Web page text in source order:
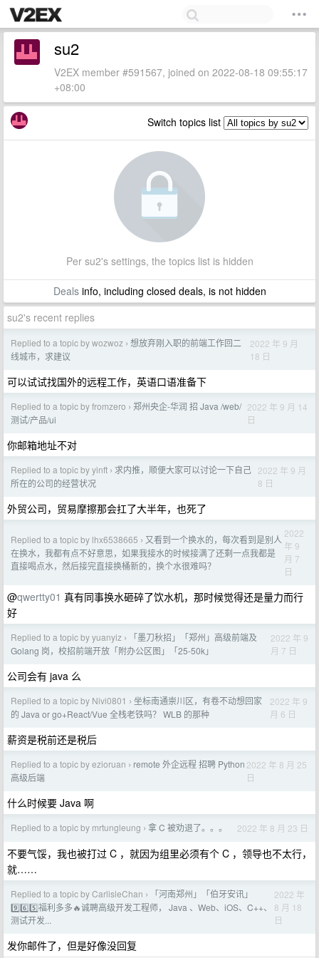
su2
V2EX member #591567, joined on 2022-08-18 09:55:17
+08:00
Switch topics list
Per su2's settings, the topics list is hidden
Dealsinfo, including closed deals, is not hidden
su2's recent replies
Replied to a topic by wozwoz › 想放弃刚入职的前端工作回二
线城市，求建议
2022 年 9 月
18 日
可以试试找国外的远程工作，英语口语准备下
Replied to a topic by fromzero › 郑州央企-华润 招 Java /web/
测试/产品/ui
2022 年 9 月 14
日
你邮箱地址不对
Replied to a topic by yinft › 求内推，顺便大家可以讨论一下自己
所在的公司的经营状况
2022 年 9 月
8 日
外贸公司，贸易摩擦那会扛了大半年，也死了
Replied to a topic by lhx6538665 › 又看到一个换水的，每次看到是别人
在换水，我都有点不好意思，如果我接水的时候接满了还剩一点我都是
直接喝点水，然后接完直接换桶新的，换个水很难吗？
2022
年 9
月 7
日
@qwertty01 真有同事换水砸碎了饮水机，那时候觉得还是量力而行
好
Replied to a topic by yuanyiz ›
「墨刀秋招」「郑州」高级前端及
Golang 岗，校招前端开放「附办公区图」「25-50k」
2022 年 9
月 7 日
公司会有 java 么
Replied to a topic by Nivi0801 › 坐标南通崇川区，有卷不动想回家
的 Java or go+React/Vue 全栈老铁吗？ WLB 的那种
2022 年 9
月 6 日
薪资是税前还是税后
Replied to a topic by ezioruan › remote 外企远程 招聘 Python
高级后端
2022 年 8 月 25
日
什么时候要 Java 啊
Replied to a topic by mrtungleung › 拿 C 被劝退了。。。 2022 年 8 月 23 日
不要气馁，我也被打过 C ，就因为组里必须有个 C ，领导也不太行，
就……
Replied to a topic by CarlisleChan ›
「河南郑州」「伯牙安讯」
9️⃣6️⃣5️⃣福利多多🔥诚聘高级开发工程师， Java 、Web、iOS、C++、
测试开发...
2022 年
8 月 18
日
发你邮件了，但是好像没回复